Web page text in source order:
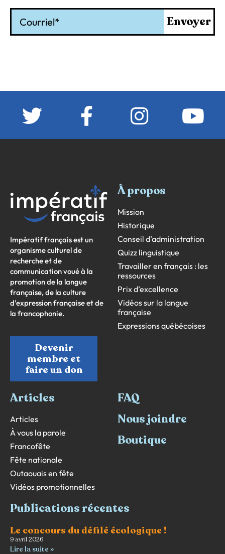
Envoyer
Impératif français est un
organisme culturel de
recherche et de
communication voué à la
promotion de la langue
française, de la culture
d’expression française et de
la francophonie.
Devenir
membre et
faire un don
À propos
Mission
Historique
Conseil d’administration
Quizz linguistique
Travailler en français : les
ressources
Prix d’excellence
Vidéos sur la langue
française
Expressions québécoises
Articles
Articles
À vous la parole
Francofête
Fête nationale
Outaouais en fête
Vidéos promotionnelles
FAQ
Nous joindre
Boutique
Publications récentes
Le concours du défilé écologique !
9 avril 2026
Lire la suite »